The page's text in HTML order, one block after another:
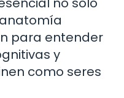
para entender
y
como seres